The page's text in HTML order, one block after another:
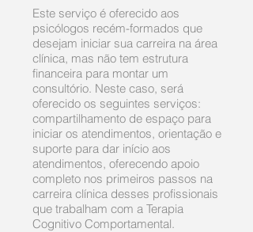
Este serviço é oferecido aos
psicólogos recém-formados que
desejam iniciar sua carreira na área
clínica, mas não tem estrutura
financeira para montar um
consultório. Neste caso, será
oferecido os seguintes serviços:
compartilhamento de espaço para
iniciar os atendimentos, orientação e
suporte para dar início aos
atendimentos, oferecendo apoio
completo nos primeiros passos na
carreira clínica desses profissionais
que trabalham com a Terapia
Cognitivo Comportamental.